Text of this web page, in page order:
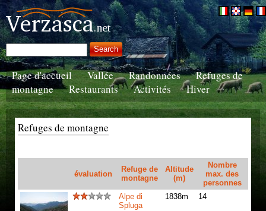
Page d'accueil Vallée Randonnées
Refuges de
montagne
Restaurants Activités Hiver
Refuges de montagne
évaluation
Refuge de
montagne
Altitude
(m)
Nombre
max. des
personnes
Alpe di
Spluga
1838m 14